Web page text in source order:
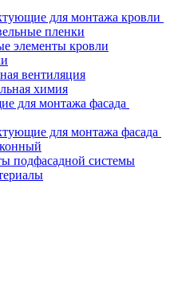
для монтажа кровли
пленки
элементы кровли
вентиляция
химия
для монтажа фасада
для монтажа фасада
подфасадной системы